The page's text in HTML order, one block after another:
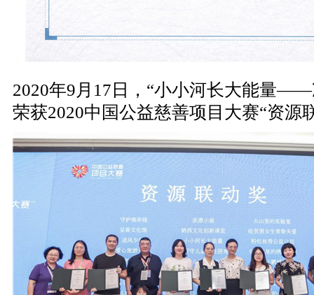
2020年9月17日，“小小河长大能量
荣获2020中国公益慈善项目大赛“资源